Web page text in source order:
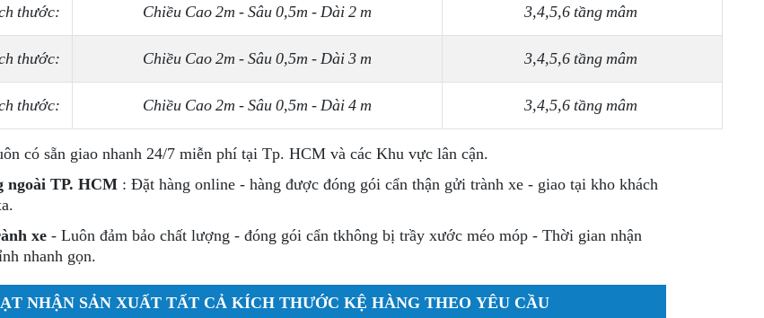
thước: Chiều Cao 2m - Sâu 0,5m - Dài 2 m 3,4,5,6 tầng mâm
thước: Chiều Cao 2m - Sâu 0,5m - Dài 3 m 3,4,5,6 tầng mâm
thước: Chiều Cao 2m - Sâu 0,5m - Dài 4 m 3,4,5,6 tầng mâm
có sẵn giao nhanh 24/7 miễn phí tại Tp. HCM và các Khu vực lân cận.
ngoài TP. HCM : Đặt hàng online - hàng được đóng gói cẩn thận gửi trành xe - giao tại kho khách
xe- Luôn đảm bảo chất lượng - đóng gói cẩn tkhông bị trầy xước méo móp - Thời gian nhận
nhanh gọn.
NHẬN SẢN XUẤT TẤT CẢ KÍCH THƯỚC KỆ HÀNG THEO YÊU CẦU